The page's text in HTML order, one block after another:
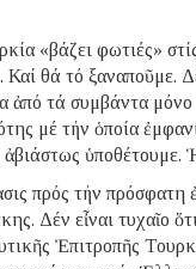
«βάζει φωτιές»
θά τό ξαναποῦμε.
ἀπό τά συμβάντα
μέ τήν ὁποία
ὑποθέτουμε.
πρός τήν
Δέν εἶναι τυχαῖο
Ἐπιτροπῆς